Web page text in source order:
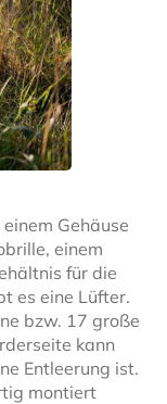
Gehäuse
einem
für die
es eine Lüfter.
bzw. 17 große
kann
Entleerung ist.
montiert